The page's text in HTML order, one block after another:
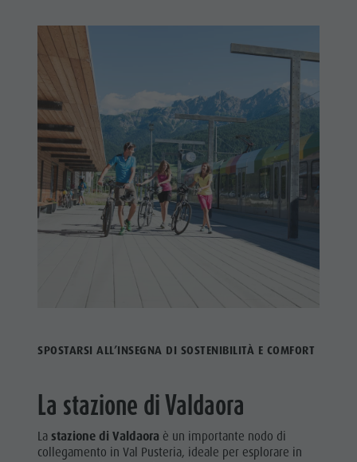
SPOSTARSI ALL’INSEGNA DI SOSTENIBILITÀ E COMFORT
La stazione di Valdaora
Lastazione di Valdaora è un importante nodo di
collegamento in Val Pusteria, ideale per esplorare in